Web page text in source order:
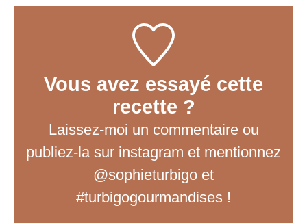
Vous avez essayé cette
recette ?
Laissez-moi un commentaireou
publiez-la sur instagram et mentionnez
@sophieturbigo et
#turbigogourmandises !